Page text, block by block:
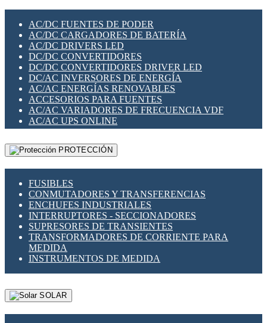
SWITCH Y MICROSWITCH
TARJETAS PI
UNIÓN Y DERIVACIÓN DE CABLE
PLACAS MODULARES IOT
SWITCHES Y REDES WIFI
SOLUCIONES IOT
SOLUCIONES LORAWAN
SOLUCIONES RED CELULAR
SEGURIDAD PARA REDES
SWITCHES LAN
TELEFONÍA IP (VOIP)
VIGILANCIA IP (CCTV)
MESHTASTIC
AC/DC FUENTES DE PODER
AC/DC CARGADORES DE BATERÍA
AC/DC DRIVERS LED
DC/DC CONVERTIDORES
DC/DC CONVERTIDORES DRIVER LED
DC/AC INVERSORES DE ENERGÍA
AC/AC ENERGÍAS RENOVABLES
ACCESORIOS PARA FUENTES
AC/AC VARIADORES DE FRECUENCIA VDF
AC/AC UPS ONLINE
PROTECCIÓN
FUSIBLES
CONMUTADORES Y TRANSFERENCIAS
ENCHUFES INDUSTRIALES
INTERRUPTORES - SECCIONADORES
SUPRESORES DE TRANSIENTES
TRANSFORMADORES DE CORRIENTE PARA
MEDIDA
INSTRUMENTOS DE MEDIDA
SOLAR